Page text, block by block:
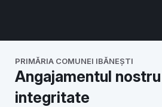
PRIMĂRIA COMUNEI IBĂNEȘTI
Angajamentul
integritate